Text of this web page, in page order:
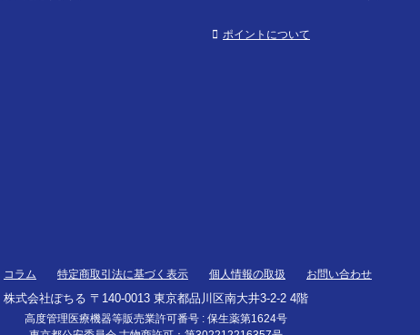
ポイントについて
コラム 特定商取引法に基づく表示 個人情報の取扱 お問い合わせ
株式会社ぽちる 〒140-0013 東京都品川区南大井3-2-2 4階
高度管理医療機器等販売業許可番号 : 保生薬第1624号